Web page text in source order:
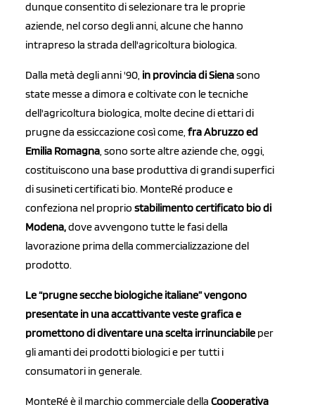
dunque consentito di selezionare tra le proprie
aziende, nel corso degli anni, alcune che hanno
intrapreso la strada dell'agricoltura biologica.
Dalla metà degli anni '90, in provincia di Sienasono
state messe a dimora e coltivate con le tecniche
dell'agricoltura biologica, molte decine di ettari di
prugne da essiccazione così come, fra Abruzzo ed
Emilia Romagna , sono sorte altre aziende che, oggi,
costituiscono una base produttiva di grandi superfici
di susineti certificati bio. MonteRé produce e
confeziona nel proprio stabilimento certificato bio di
Modena,dove avvengono tutte le fasi della
lavorazione prima della commercializzazione del
prodotto.
Le “prugne secche biologiche italiane” vengono
presentate in una accattivante veste grafica e
promettono di diventare una scelta irrinunciabile per
gli amanti dei prodotti biologici e per tutti i
consumatori in generale.
MonteRé è il marchio commerciale della Cooperativa